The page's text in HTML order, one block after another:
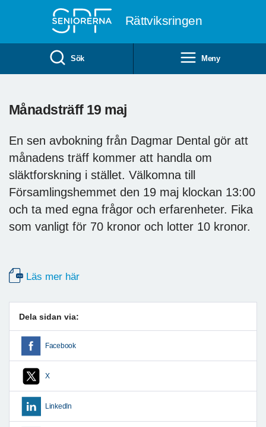
Rättviksringen
Sök Meny
Månadsträff 19 maj
En sen avbokning från Dagmar Dental gör att
månadens träff kommer att handla om
släktforskning i stället. Välkomna till
Församlingshemmet den 19 maj klockan 13:00
och ta med egna frågor och erfarenheter. Fika
som vanligt för 70 kronor och lotter 10 kronor.
Läs mer här
Dela sidan via:
Facebook
X
LinkedIn